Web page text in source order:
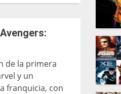
de la primera
y un
franquicia, con